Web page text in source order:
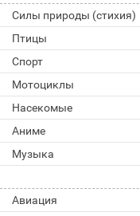
Силы природы (стихия)
Птицы
Спорт
Мотоциклы
Насекомые
Аниме
Музыка
Авиация